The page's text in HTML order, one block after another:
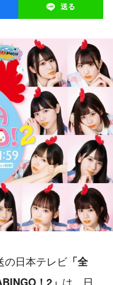
送る
の日本テレビ 「全
は、日